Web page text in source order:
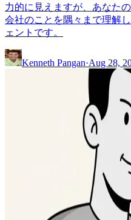
力的に見えますが、あなた
会社のことを隅々まで理解
ェントです。
Kenneth Pangan·Aug 28,